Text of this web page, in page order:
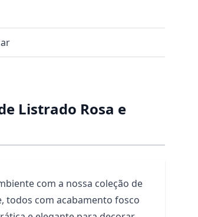
Listrado Rosa e
com a nossa coleção de
todos com acabamento fosco